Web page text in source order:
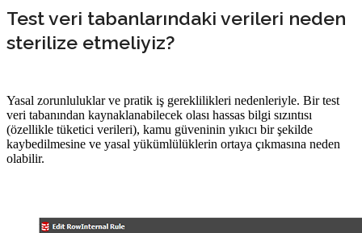
Test veri tabanlarındaki verileri neden
sterilize etmeliyiz?
Yasal zorunluluklar ve pratik iş gereklilikleri nedenleriyle. Bir test
veri tabanından kaynaklanabilecek olası hassas bilgi sızıntısı
(özellikle tüketici verileri), kamu güveninin yıkıcı bir şekilde
kaybedilmesine ve yasal yükümlülüklerin ortaya çıkmasına neden
olabilir.